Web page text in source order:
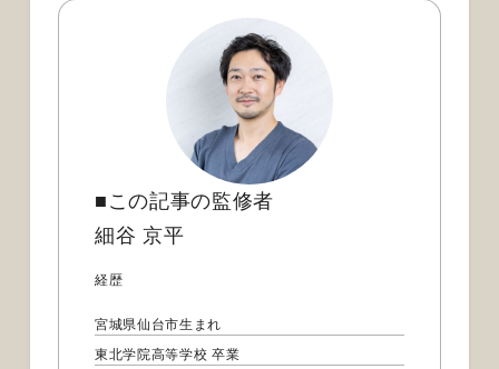
■この記事の監修者
細谷 京平
経歴
宮城県仙台市生まれ
東北学院高等学校 卒業